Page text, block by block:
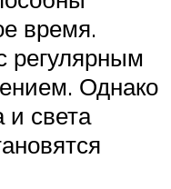
время.
регулярным
Однако
и света